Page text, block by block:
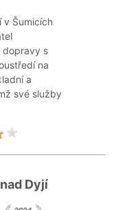
v Šumicích
dopravy s
na
a
své služby
Dyjí